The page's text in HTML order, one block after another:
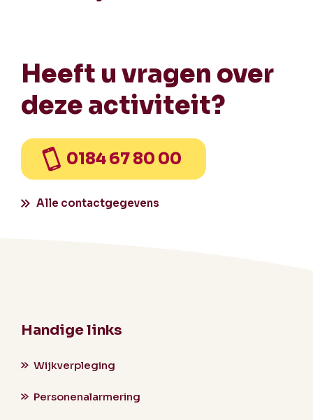
Heeft u vragen over
deze activiteit?
0184 67 80 00
Alle contactgegevens
Handige links
Wijkverpleging
Personenalarmering